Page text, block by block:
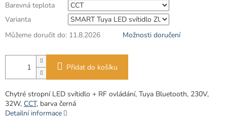
Barevná teplota
Varianta
Můžeme doručit do: 11.8.2026 Možnosti doručení
Přidat do košíku
Chytré stropní LED svítidlo + RF ovládání, Tuya Bluetooth, 230V,
32W, CCT, barva černá
Detailní informace